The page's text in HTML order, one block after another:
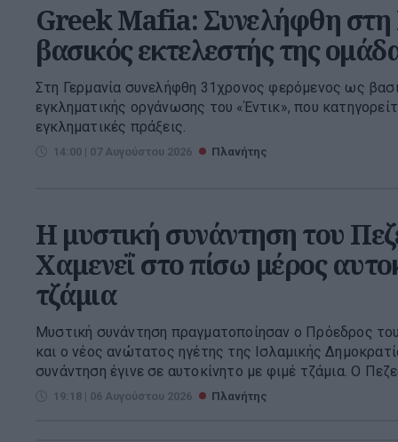
Greek Mafia: Συνελήφθη στη
βασικός εκτελεστής της
Στη Γερμανία συνελήφθη 31χρονος φερόμενος ως
εγκληματικής οργάνωσης του «Έντικ», που
εγκληματικές πράξεις.
14:00 | 07 Αυγούστου 2026 Πλανήτης
Η μυστική συνάντηση του
Χαμενεΐ στο πίσω μέρος
τζάμια
Μυστική συνάντηση πραγματοποίησαν ο Πρόεδρος
και ο νέος ανώτατος ηγέτης της Ισλαμικής
συνάντηση έγινε σε αυτοκίνητο με φιμέ τζάμια. Ο
19:18 | 06 Αυγούστου 2026 Πλανήτης